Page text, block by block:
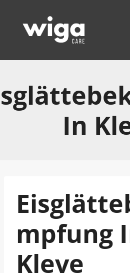
Inhalt
springen
In
Mpfung
Kleve